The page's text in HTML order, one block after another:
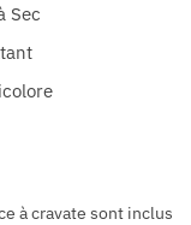
Sec
à cravate sont inclus